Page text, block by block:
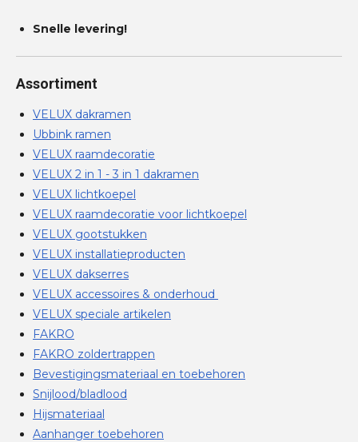
Snelle levering!
Assortiment
VELUX dakramen
Ubbink ramen
VELUX raamdecoratie
VELUX 2 in 1 - 3 in 1 dakramen
VELUX lichtkoepel
VELUX raamdecoratie voor lichtkoepel
VELUX gootstukken
VELUX installatieproducten
VELUX dakserres
VELUX accessoires & onderhoud
VELUX speciale artikelen
FAKRO
FAKRO zoldertrappen
Bevestigingsmateriaal en toebehoren
Snijlood/bladlood
Hijsmateriaal
Aanhanger toebehoren